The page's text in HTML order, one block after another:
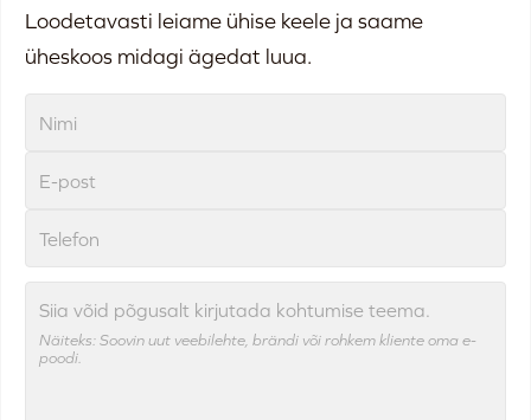
Loodetavasti leiame ühise keele ja saame
üheskoos midagi ägedat luua.
Siia võid põgusalt kirjutada kohtumise teema.
Näiteks: Soovin uut veebilehte, brändi või rohkem kliente oma e-
poodi.